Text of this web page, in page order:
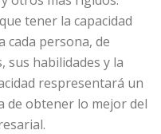
tener la capacidad
cada persona, de
sus habilidades y la
respresentará un
de obtener lo mejor del